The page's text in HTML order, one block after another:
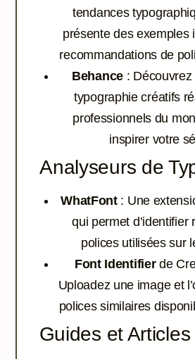
tendances
présente des exemples
recommandations de
Behance :
typographie créatifs
professionnels du
inspirer votre
Analyseurs de
WhatFont: Une
qui permet d’identifier
polices utilisées sur
Font Identifierde
Uploadez une image et
polices similaires
Guides et